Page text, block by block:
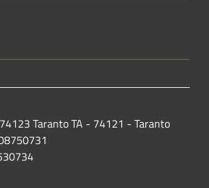
Taranto TA - 74121 - Taranto